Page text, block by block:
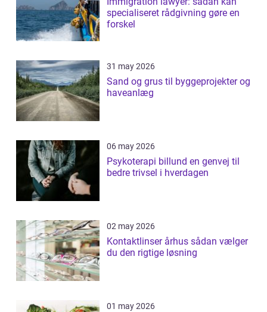
specialiseret rådgivning gøre en
forskel
31 may 2026
Sand og grus til byggeprojekter og
haveanlæg
06 may 2026
Psykoterapi billund en genvej til
bedre trivsel i hverdagen
02 may 2026
Kontaktlinser århus sådan vælger
du den rigtige løsning
01 may 2026